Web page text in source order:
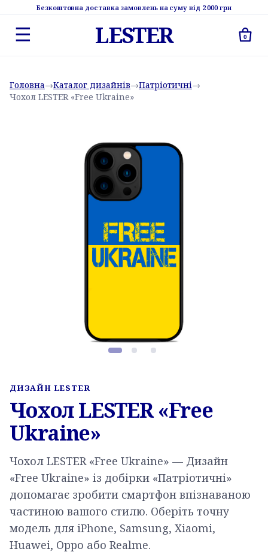
Безкоштовна доставка замовлень на суму від 2 000 грн
☰ LESTER 0
Головна→Каталог дизайнів→Патріотичні→
Чохол LESTER «Free Ukraine»
ДИЗАЙН LESTER
Чохол LESTER «Free
Ukraine»
Чохол LESTER «Free Ukraine» — Дизайн
«Free Ukraine» із добірки «Патріотичні»
допомагає зробити смартфон впізнаваною
частиною вашого стилю. Оберіть точну
модель для iPhone, Samsung, Xiaomi,
Huawei, Oppo або Realme.